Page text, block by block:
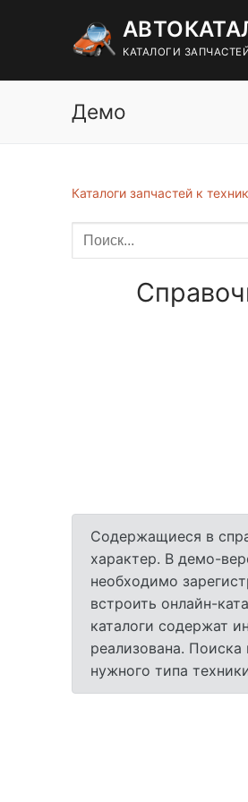
содержимому
КАТАЛОГИ
Демо
Каталоги запчастей к
Содержащиеся в
характер. В демо-
необходимо
встроить онлайн-
каталоги содержат
реализована.
нужного типа